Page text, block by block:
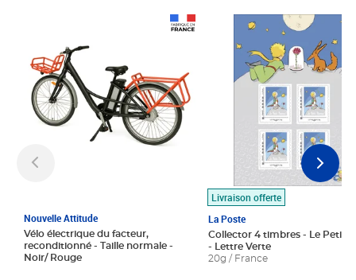
Nouvelle Attitude
Vélo électrique du facteur,
reconditionné - Taille normale -
Noir/ Rouge
Livraison offerte
La Poste
Collector 4 timbres - Le Petit
- Lettre Verte
20g / France
Prix 7,50€